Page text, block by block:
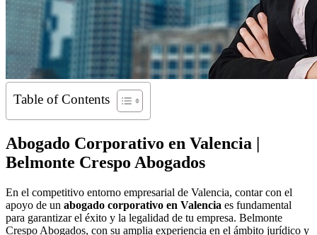
Table of Contents
Abogado Corporativo en Valencia |
Belmonte Crespo Abogados
En el competitivo entorno empresarial de Valencia, contar con el
apoyo de un abogado corporativo en Valencia es fundamental
para garantizar el éxito y la legalidad de tu empresa. Belmonte
Crespo Abogados, con su amplia experiencia en el ámbito jurídico y